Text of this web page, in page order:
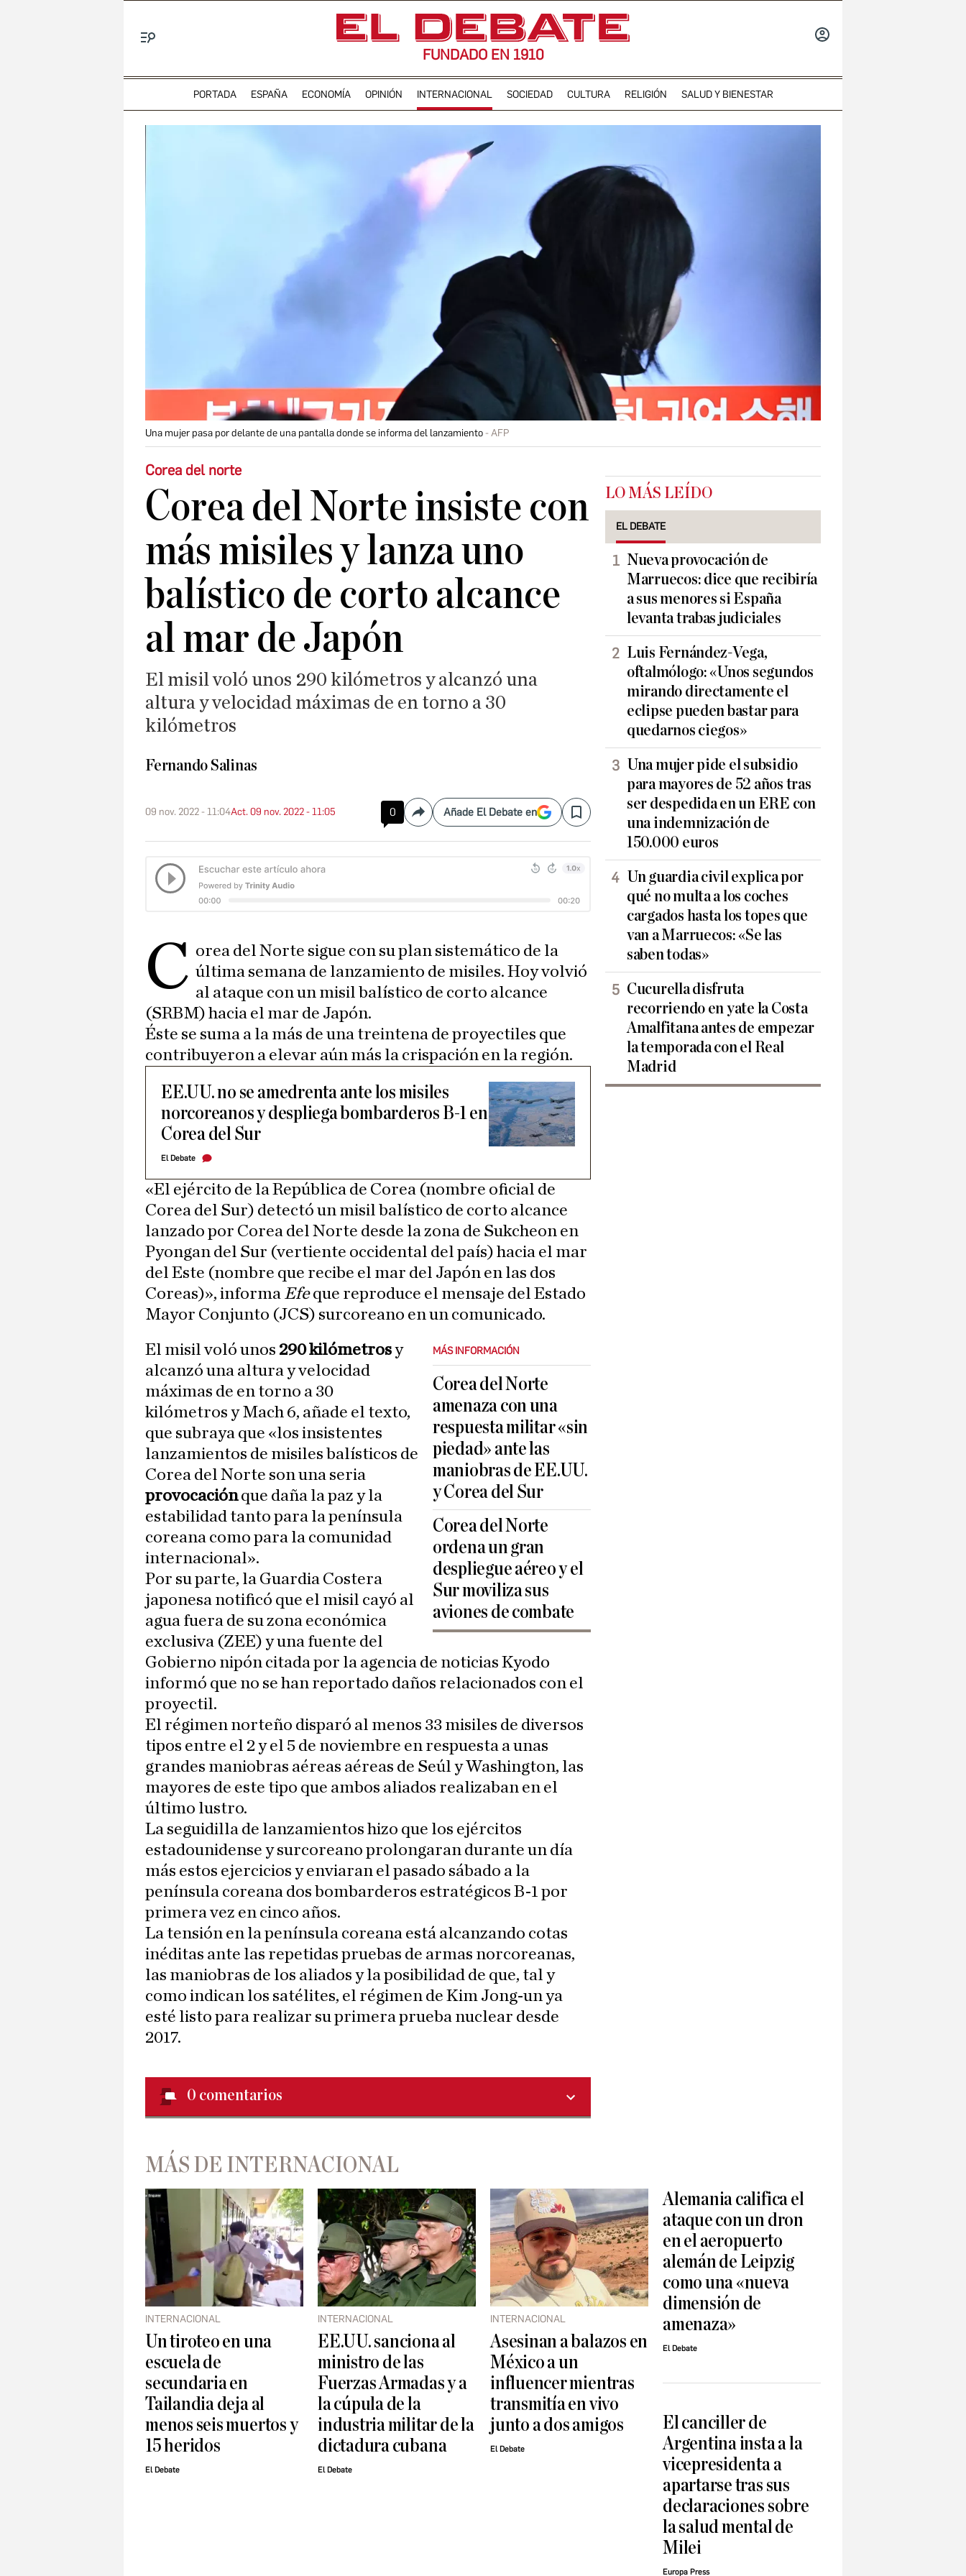
FUNDADO EN 1910
PORTADA ESPAÑA ECONOMÍA OPINIÓN INTERNACIONAL SOCIEDAD CULTURA RELIGIÓN SALUD Y BIENESTAR
Una mujer pasa por delante de una pantalla donde se informa del lanzamiento AFP
Corea del norte
Corea del Norte insiste con
más misiles y lanza uno
balístico de corto alcance
al mar de Japón
El misil voló unos 290 kilómetros y alcanzó una
altura y velocidad máximas de en torno a 30
kilómetros
Fernando Salinas
09 nov. 2022 - 11:04Act. 09 nov. 2022 - 11:05 0 CompartirAñade El Debate en Save
C orea del Norte sigue con su plan sistemático de la
última semana de lanzamiento de misiles. Hoy volvió
al ataque con un misil balístico de corto alcance
(SRBM) hacia el mar de Japón.
Éste se suma a la más de una treintena de proyectiles que
contribuyeron a elevar aún más la crispación en la región.
EE.UU. no se amedrenta ante los misiles
norcoreanos y despliega bombarderos B-1 en
Corea del Sur
El Debate
«El ejército de la República de Corea (nombre oficial de
Corea del Sur) detectó un misil balístico de corto alcance
lanzado por Corea del Norte desde la zona de Sukcheon en
Pyongan del Sur (vertiente occidental del país) hacia el mar
del Este (nombre que recibe el mar del Japón en las dos
Coreas)», informa Efeque reproduce el mensaje del Estado
Mayor Conjunto (JCS) surcoreano en un comunicado.
MÁS INFORMACIÓN
Corea del Norte
amenaza con una
respuesta militar «sin
piedad» ante las
maniobras de EE.UU.
y Corea del Sur
Corea del Norte
ordena un gran
despliegue aéreo y el
Sur moviliza sus
aviones de combate
El misil voló unos 290 kilómetrosy
alcanzó una altura y velocidad
máximas de en torno a 30
kilómetros y Mach 6, añade el texto,
que subraya que «los insistentes
lanzamientos de misiles balísticos de
Corea del Norte son una seria
provocaciónque daña la paz y la
estabilidad tanto para la península
coreana como para la comunidad
internacional».
Por su parte, la Guardia Costera
japonesa notificó que el misil cayó al
agua fuera de su zona económica
exclusiva (ZEE) y una fuente del
Gobierno nipón citada por la agencia de noticias Kyodo
informó que no se han reportado daños relacionados con el
proyectil.
El régimen norteño disparó al menos 33 misiles de diversos
tipos entre el 2 y el 5 de noviembre en respuesta a unas
grandes maniobras aéreas aéreas de Seúl y Washington, las
mayores de este tipo que ambos aliados realizaban en el
último lustro.
La seguidilla de lanzamientos hizo que los ejércitos
estadounidense y surcoreano prolongaran durante un día
más estos ejercicios y enviaran el pasado sábado a la
península coreana dos bombarderos estratégicos B-1 por
primera vez en cinco años.
La tensión en la península coreana está alcanzando cotas
inéditas ante las repetidas pruebas de armas norcoreanas,
las maniobras de los aliados y la posibilidad de que, tal y
como indican los satélites, el régimen de Kim Jong-un ya
esté listo para realizar su primera prueba nuclear desde
2017.
0 comentarios
LO MÁS LEÍDO
EL DEBATE
Nueva provocación de
Marruecos: dice que recibiría
a sus menores si España
levanta trabas judiciales
Luis Fernández-Vega,
oftalmólogo: «Unos segundos
mirando directamente el
eclipse pueden bastar para
quedarnos ciegos»
Una mujer pide el subsidio
para mayores de 52 años tras
ser despedida en un ERE con
una indemnización de
150.000 euros
Un guardia civil explica por
qué no multa a los coches
cargados hasta los topes que
van a Marruecos: «Se las
saben todas»
Cucurella disfruta
recorriendo en yate la Costa
Amalfitana antes de empezar
la temporada con el Real
Madrid
MÁS DE INTERNACIONAL
INTERNACIONAL
Un tiroteo en una
escuela de
secundaria en
Tailandia deja al
menos seis muertos y
15 heridos
El Debate
INTERNACIONAL
EE.UU. sanciona al
ministro de las
Fuerzas Armadas y a
la cúpula de la
industria militar de la
dictadura cubana
El Debate
INTERNACIONAL
Asesinan a balazos en
México a un
influencer mientras
transmitía en vivo
junto a dos amigos
El Debate
Alemania califica el
ataque con un dron
en el aeropuerto
alemán de Leipzig
como una «nueva
dimensión de
amenaza»
El Debate
El canciller de
Argentina insta a la
vicepresidenta a
apartarse tras sus
declaraciones sobre
la salud mental de
Milei
Europa Press